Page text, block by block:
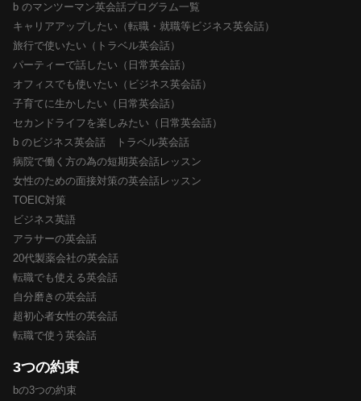
b のマンツーマン英会話プログラム一覧
キャリアアップしたい（転職・就職等ビジネス英会話）
旅行で使いたい（トラベル英会話）
パーティーで話したい（日常英会話）
オフィスでも使いたい（ビジネス英会話）
子育てに生かしたい（日常英会話）
セカンドライフを楽しみたい（日常英会話）
b のビジネス英会話 トラベル英会話
病院で働く方の為の短期英会話レッスン
女性のための面接対策の英会話レッスン
TOEIC対策
ビジネス英語
アラサーの英会話
20代製薬会社の英会話
転職でも使える英会話
自分磨きの英会話
超初心者女性の英会話
転職で使う英会話
3つの約束
bの3つの約束